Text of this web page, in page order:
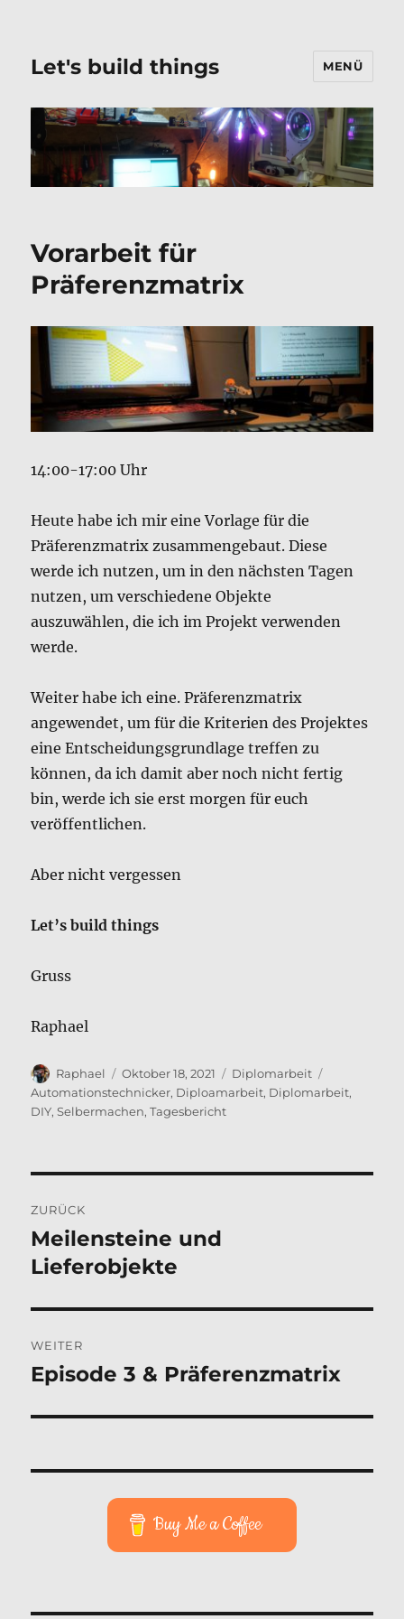
Let's build things MENÜ
Vorarbeit für
Präferenzmatrix
14:00-17:00 Uhr
Heute habe ich mir eine Vorlage für die
Präferenzmatrix zusammengebaut. Diese
werde ich nutzen, um in den nächsten Tagen
nutzen, um verschiedene Objekte
auszuwählen, die ich im Projekt verwenden
werde.
Weiter habe ich eine. Präferenzmatrix
angewendet, um für die Kriterien des Projektes
eine Entscheidungsgrundlage treffen zu
können, da ich damit aber noch nicht fertig
bin, werde ich sie erst morgen für euch
veröffentlichen.
Aber nicht vergessen
Let’s build things
Gruss
Raphael
Autor
Raphael
Veröffentlicht
am
Oktober 18, 2021 Kategorien
Diplomarbeit
Automationstechnicker, Diploamarbeit, Diplomarbeit,
DIY,Selbermachen,Tagesbericht
ZURÜCK
Vorheriger
Beitrag:
Meilensteine und
Lieferobjekte
WEITER
Nächster
Episode 3 & Präferenzmatrix
Buy Me a Coffee